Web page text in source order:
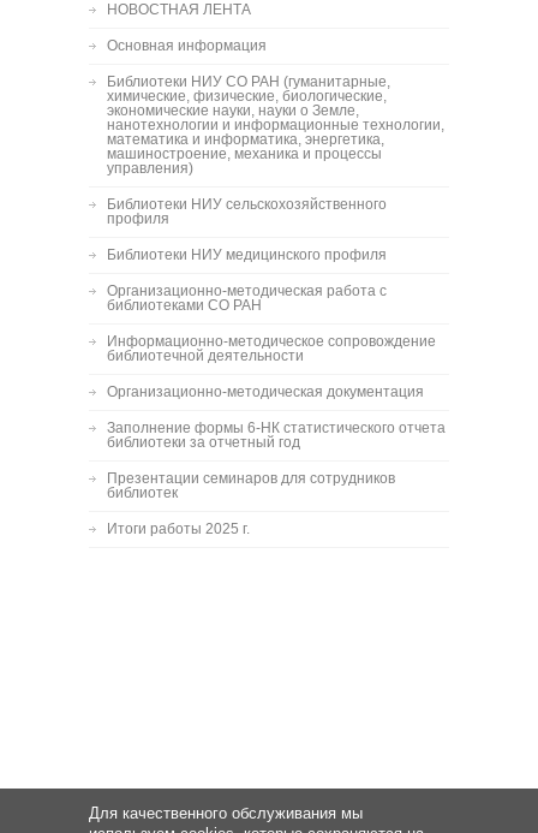
НОВОСТНАЯ ЛЕНТА
Основная информация
Библиотеки НИУ СО РАН (гуманитарные,
химические, физические, биологические,
экономические науки, науки о Земле,
нанотехнологии и информационные технологии,
математика и информатика, энергетика,
машиностроение, механика и процессы
управления)
Библиотеки НИУ сельскохозяйственного
профиля
Библиотеки НИУ медицинского профиля
Организационно-методическая работа с
библиотеками СО РАН
Информационно-методическое сопровождение
библиотечной деятельности
Организационно-методическая документация
Заполнение формы 6-НК статистического отчета
библиотеки за отчетный год
Презентации семинаров для сотрудников
библиотек
Итоги работы 2025 г.
Для качественного обслуживания мы